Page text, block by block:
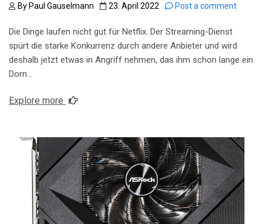
By Paul Gauselmann 23. April 2022 Post a comment
Die Dinge laufen nicht gut für Netflix. Der Streaming-Dienst
spürt die starke Konkurrenz durch andere Anbieter und wird
deshalb jetzt etwas in Angriff nehmen, das ihm schon lange ein
Dorn…
Explore more